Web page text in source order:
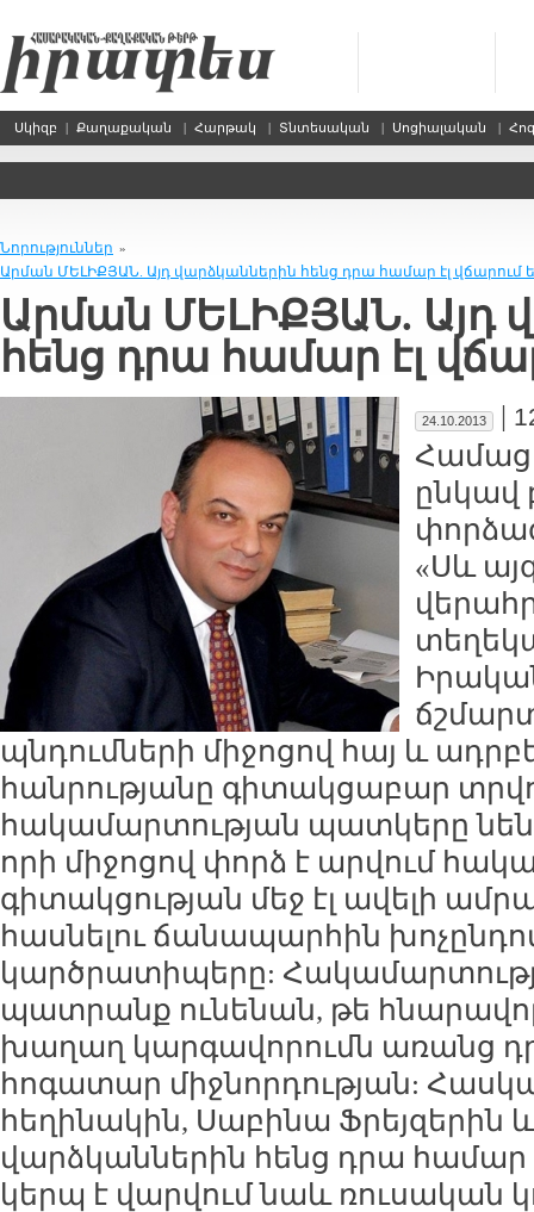
Սկիզբ | Քաղաքական | Հարթակ | Տնտեսական | Սոցիալական |
Նորություններ »
Արման ՄԵԼԻՔՅԱՆ. Այդ վարձկաններին հենց դրա համար էլ վճարում
Արման ՄԵԼԻՔՅԱՆ. Այդ
հենց դրա համար էլ
24.10.2013 |
ընկավ
«Սև
պնդումների միջոցով հայ և
հանրությանը գիտակցաբար
հակամարտության պատկերը
որի միջոցով փորձ է արվում
գիտակցության մեջ էլ ավելի
հասնելու ճանապարհին
կարծրատիպերը:
պատրանք ունենան, թե
խաղաղ կարգավորումն առանց
հոգատար միջնորդության:
հեղինակին, Սաբինա Ֆրեյզերին և
վարձկաններին հենց դրա համար
կերպ է վարվում նաև ռուսական